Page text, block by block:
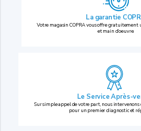
La garantie
Votre magasin COPRA vous offre gratuitement
et main d’oeuvre.
Le Service Après-
Sur simple appel de votre part, nous intervenons
pour un premier diagnostic et